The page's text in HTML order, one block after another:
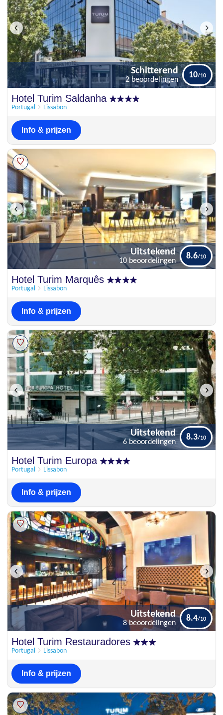
Schitterend
Hotel Turim Saldanha
Portugal Lissabon
Schitterend
2 beoordelingen
10
Info & prijzen
Uitstekend
Hotel Turim Marquês
Portugal Lissabon
Uitstekend
10 beoordelingen
8.6
Info & prijzen
Hotel Turim Europa
Portugal Lissabon
Uitstekend
6 beoordelingen
8.3
Info & prijzen
Uitstekend
Hotel Turim Restauradores
Portugal Lissabon
Uitstekend
8 beoordelingen
8.4
Info & prijzen